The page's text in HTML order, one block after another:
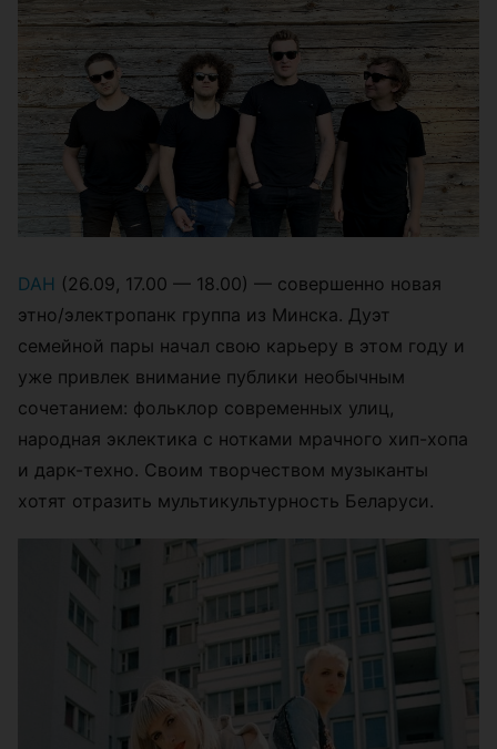
DAH (26.09, 17.00 — 18.00) — совершенно новая
этно/электропанк группа из Минска. Дуэт
семейной пары начал свою карьеру в этом году и
уже привлек внимание публики необычным
сочетанием: фольклор современных улиц,
народная эклектика с нотками мрачного хип-хопа
и дарк-техно. Своим творчеством музыканты
хотят отразить мультикультурность Беларуси.